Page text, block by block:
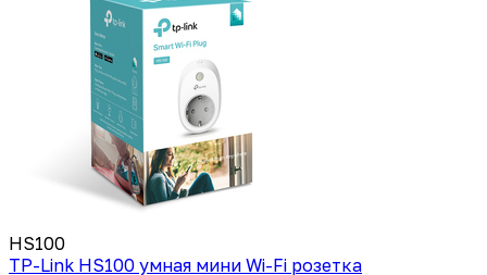
HS100
TP-Link HS100 умная мини Wi-Fi розетка